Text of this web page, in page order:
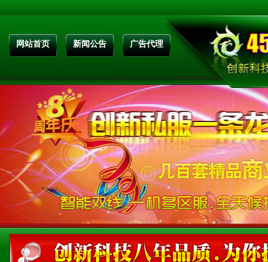
网站首页 新闻公告 广告代理